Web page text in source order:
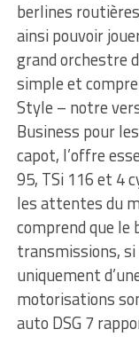
berlines
ainsi pouvoir
grand orchestre
simple et
Style – notre
Business pour
capot, l’offre
95, TSi 116 et 4
les attentes du
comprend que le
transmissions,
uniquement
motorisations
auto DSG 7